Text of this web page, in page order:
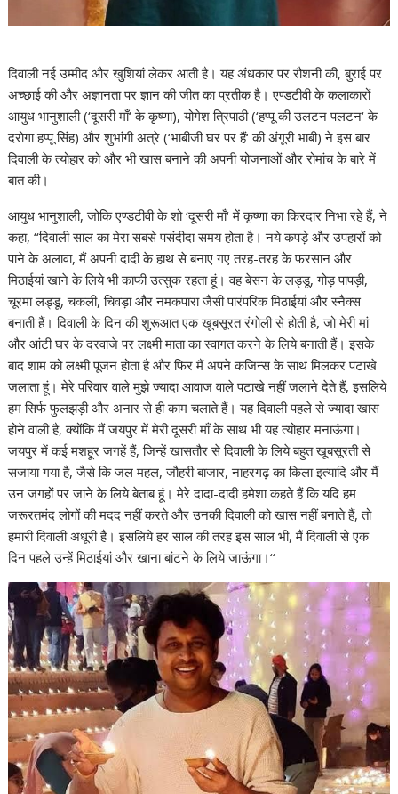
दिवाली नई उम्मीद और खुशियां लेकर आती है। यह अंधकार पर रौशनी की, बुराई पर
अच्छाई की और अज्ञानता पर ज्ञान की जीत का प्रतीक है। एण्डटीवी के कलाकारों
आयुध भानुशाली (‘दूसरी माँ‘ के कृष्णा), योगेश त्रिपाठी (‘हप्पू की उलटन पलटन‘ के
दरोगा हप्पू सिंह) और शुभांगी अत्रे (‘भाबीजी घर पर हैं‘ की अंगूरी भाबी) ने इस बार
दिवाली के त्योहार को और भी खास बनाने की अपनी योजनाओं और रोमांच के बारे में
बात की।
आयुध भानुशाली, जोकि एण्डटीवी के शो ‘दूसरी माँ‘ में कृष्णा का किरदार निभा रहे हैं, ने
कहा, ‘‘दिवाली साल का मेरा सबसे पसंदीदा समय होता है। नये कपड़े और उपहारों को
पाने के अलावा, मैं अपनी दादी के हाथ से बनाए गए तरह-तरह के फरसान और
मिठाईयां खाने के लिये भी काफी उत्सुक रहता हूं। वह बेसन के लड्डू, गोड़ पापड़ी,
चूरमा लड्डू, चकली, चिवड़ा और नमकपारा जैसी पारंपरिक मिठाईयां और स्नैक्स
बनाती हैं। दिवाली के दिन की शुरूआत एक खूबसूरत रंगोली से होती है, जो मेरी मां
और आंटी घर के दरवाजे पर लक्ष्मी माता का स्वागत करने के लिये बनाती हैं। इसके
बाद शाम को लक्ष्मी पूजन होता है और फिर मैं अपने कजिन्स के साथ मिलकर पटाखे
जलाता हूं। मेरे परिवार वाले मुझे ज्यादा आवाज वाले पटाखे नहीं जलाने देते हैं, इसलिये
हम सिर्फ फुलझड़ी और अनार से ही काम चलाते हैं। यह दिवाली पहले से ज्यादा खास
होने वाली है, क्योंकि मैं जयपुर में मेरी दूसरी माँ के साथ भी यह त्योहार मनाऊंगा।
जयपुर में कई मशहूर जगहें हैं, जिन्हें खासतौर से दिवाली के लिये बहुत खूबसूरती से
सजाया गया है, जैसे कि जल महल, जौहरी बाजार, नाहरगढ़ का किला इत्यादि और मैं
उन जगहों पर जाने के लिये बेताब हूं। मेरे दादा-दादी हमेशा कहते हैं कि यदि हम
जरूरतमंद लोगों की मदद नहीं करते और उनकी दिवाली को खास नहीं बनाते हैं, तो
हमारी दिवाली अधूरी है। इसलिये हर साल की तरह इस साल भी, मैं दिवाली से एक
दिन पहले उन्हें मिठाईयां और खाना बांटने के लिये जाऊंगा।‘‘